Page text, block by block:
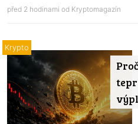
před 2 hodinami od Kryptomagazín
Krypto